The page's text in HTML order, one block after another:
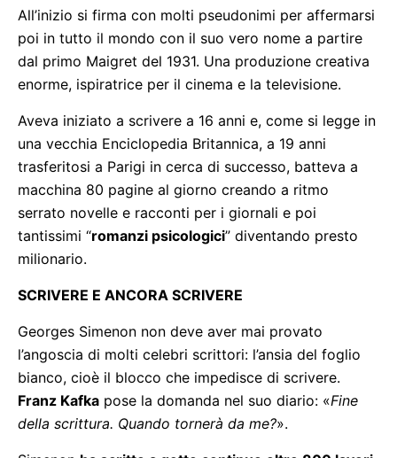
All’inizio si firma con molti pseudonimi per affermarsi
poi in tutto il mondo con il suo vero nome a partire
dal primo Maigret del 1931. Una produzione creativa
enorme, ispiratrice per il cinema e la televisione.
Aveva iniziato a scrivere a 16 anni e, come si legge in
una vecchia Enciclopedia Britannica, a 19 anni
trasferitosi a Parigi in cerca di successo, batteva a
macchina 80 pagine al giorno creando a ritmo
serrato novelle e racconti per i giornali e poi
tantissimi “romanzi psicologici” diventando presto
milionario.
SCRIVERE E ANCORA SCRIVERE
Georges Simenon non deve aver mai provato
l’angoscia di molti celebri scrittori: l’ansia del foglio
bianco, cioè il blocco che impedisce di scrivere.
Franz Kafka pose la domanda nel suo diario: «Fine
della scrittura. Quando tornerà da me?».